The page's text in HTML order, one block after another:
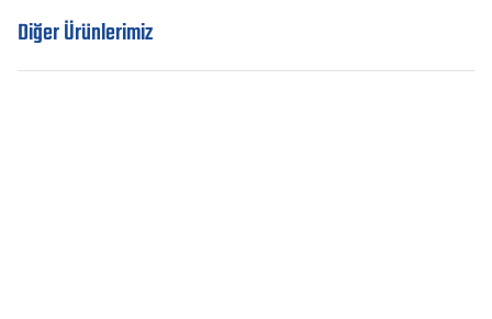
Diğer Ürünlerimiz